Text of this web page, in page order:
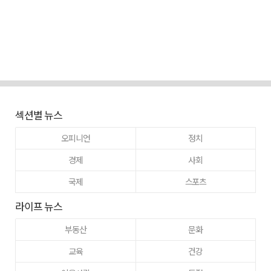
섹션별 뉴스
오피니언
정치
경제
사회
국제
스포츠
라이프 뉴스
부동산
문화
교육
건강